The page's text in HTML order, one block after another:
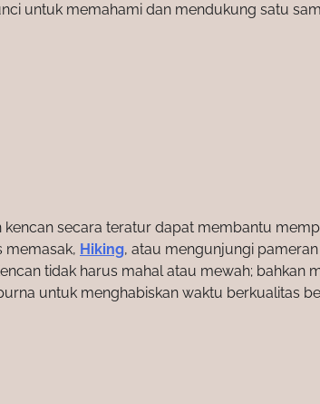
untuk memahami dan mendukung satu
secara teratur dapat membantu
memasak, Hiking, atau mengunjungi pameran
tidak harus mahal atau mewah; bahkan
untuk menghabiskan waktu berkualitas